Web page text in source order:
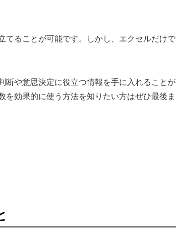
てることが可能です。しかし、エクセルだけで
断や意思決定に役立つ情報を手に入れることが
効果的に使う方法を知りたい方はぜひ最後ま